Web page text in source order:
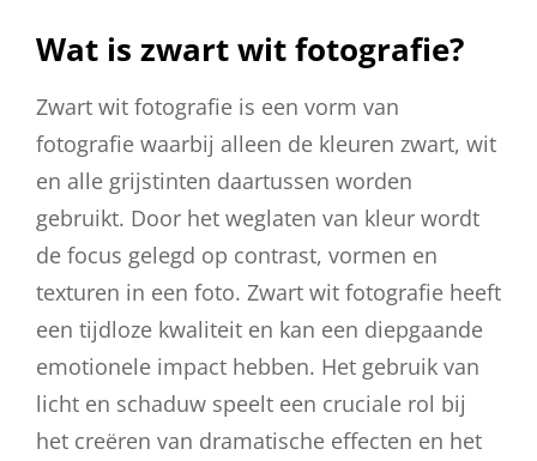
Wat is zwart wit fotografie?
Zwart wit fotografie is een vorm van
fotografie waarbij alleen de kleuren zwart, wit
en alle grijstinten daartussen worden
gebruikt. Door het weglaten van kleur wordt
de focus gelegd op contrast, vormen en
texturen in een foto. Zwart wit fotografie heeft
een tijdloze kwaliteit en kan een diepgaande
emotionele impact hebben. Het gebruik van
licht en schaduw speelt een cruciale rol bij
het creëren van dramatische effecten en het